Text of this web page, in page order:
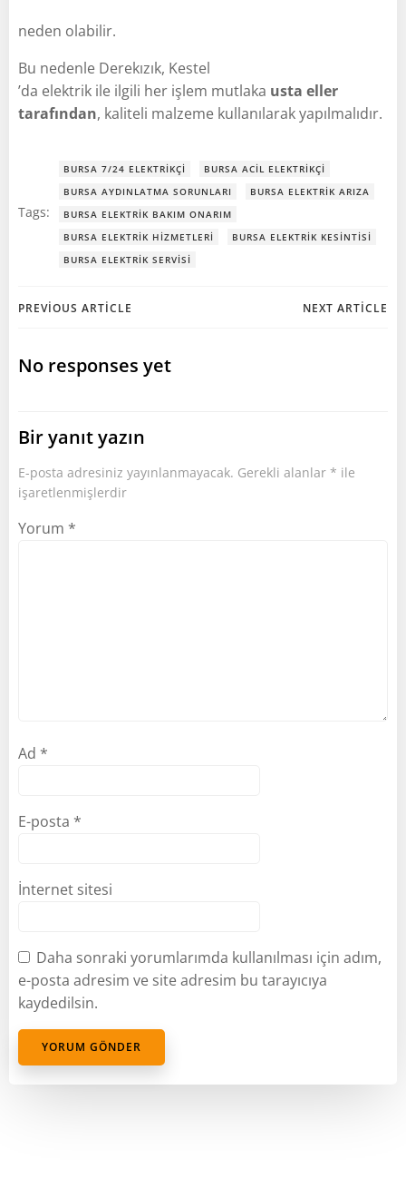
neden olabilir.
Bu nedenle Derekızık, Kestel
’da elektrik ile ilgili her işlem mutlaka usta eller
tarafından, kaliteli malzeme kullanılarak yapılmalıdır.
Tags:
BURSA 7/24 ELEKTRIKÇI
BURSA ACIL ELEKTRIKÇI
BURSA AYDINLATMA SORUNLARI
BURSA ELEKTRIK ARIZA
BURSA ELEKTRIK BAKIM ONARIM
BURSA ELEKTRIK HIZMETLERI
BURSA ELEKTRIK KESINTISI
BURSA ELEKTRIK SERVISI
Post
navigation
PREVIOUS ARTICLE NEXT ARTICLE
No responses yet
Bir yanıt yazın
E-posta adresiniz yayınlanmayacak. Gerekli alanlar * ile
işaretlenmişlerdir
Yorum *
Ad *
E-posta *
İnternet sitesi
Daha sonraki yorumlarımda kullanılması için adım,
e-posta adresim ve site adresim bu tarayıcıya
kaydedilsin.